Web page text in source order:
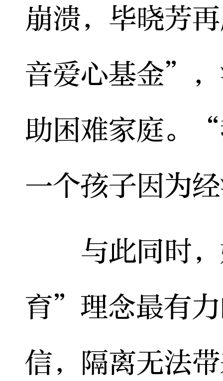
崩溃，毕晓芳
音爱心基金”
助困难家庭。
一个孩子因为
与此同时，
育”理念最有
信，隔离无法